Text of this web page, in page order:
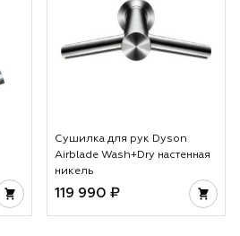
Сушилка для рук Dyson
Airblade Wash+Dry настенная
никель
119 990 ₽